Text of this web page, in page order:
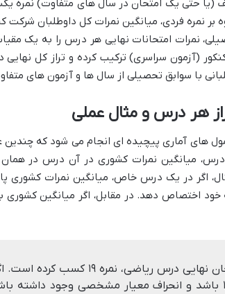
(یا حتی یک امتحان در سال های متفاوت) نمره
بر نمره فردی، میانگین نمرات کل داوطلبان شرکت
نمرات امتحانات نهایی هر درس را به یک
کنکور (آزمون سراسری) ترکیب کرده و تراز کل
با سوابق تحصیلی از سال ها و آزمون های
هر درس و مثال عملی
های آماری پیچیده ای انجام می شود که چندین
میانگین نمرات کشوری در آن درس در همان
اگر در یک درس خاص، میانگین نمرات کشوری
خود اختصاص دهد. در مقابل، اگر میانگین کشوری
فرض کنید داوطلبی در امتحان نهایی درس